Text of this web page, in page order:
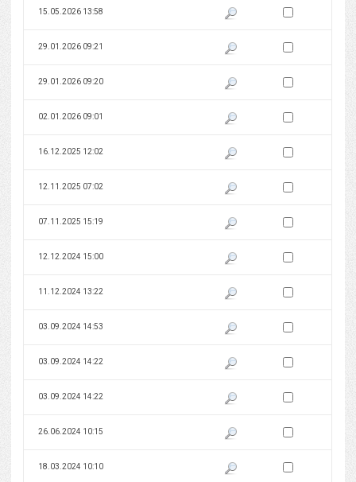
15.05.2026 13:58 Pokaż podgląd wersji z dnia
Zaznacz wersję do
29.01.2026 09:21 Pokaż podgląd wersji z dnia
Zaznacz wersję do
29.01.2026 09:20 Pokaż podgląd wersji z dnia
Zaznacz wersję do
02.01.2026 09:01 Pokaż podgląd wersji z dnia
Zaznacz wersję do
16.12.2025 12:02 Pokaż podgląd wersji z dnia
Zaznacz wersję do
12.11.2025 07:02 Pokaż podgląd wersji z dnia
Zaznacz wersję do
07.11.2025 15:19 Pokaż podgląd wersji z dnia
Zaznacz wersję do
12.12.2024 15:00 Pokaż podgląd wersji z dnia
Zaznacz wersję do
11.12.2024 13:22 Pokaż podgląd wersji z dnia
Zaznacz wersję do
03.09.2024 14:53 Pokaż podgląd wersji z dnia
Zaznacz wersję do
03.09.2024 14:22 Pokaż podgląd wersji z dnia
Zaznacz wersję do
03.09.2024 14:22 Pokaż podgląd wersji z dnia
Zaznacz wersję do
26.06.2024 10:15 Pokaż podgląd wersji z dnia
Zaznacz wersję do
18.03.2024 10:10 Pokaż podgląd wersji z dnia
Zaznacz wersję do